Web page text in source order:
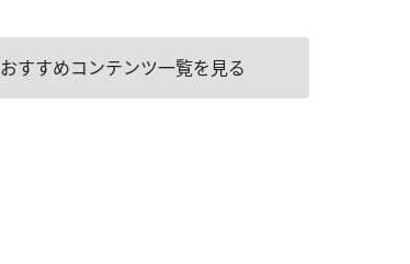
おすすめコンテンツ一覧を見る